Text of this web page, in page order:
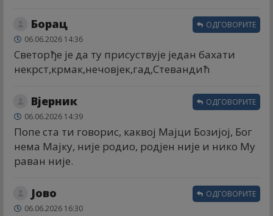
Борац
06.06.2026 14:36
Светорђе је да ту присуствује један бахати
некрст,крмак,нечовјек,гад,Стевандић
ОДГОВОРИТЕ
Вјерник
06.06.2026 14:39
Попе ста ти говорис, каквој Мајци Бозијој, Бог
нема Мајку, није родио, родјен није и нико Му
раван није.
ОДГОВОРИТЕ
Јово
06.06.2026 16:30
ОДГОВОРИТЕ